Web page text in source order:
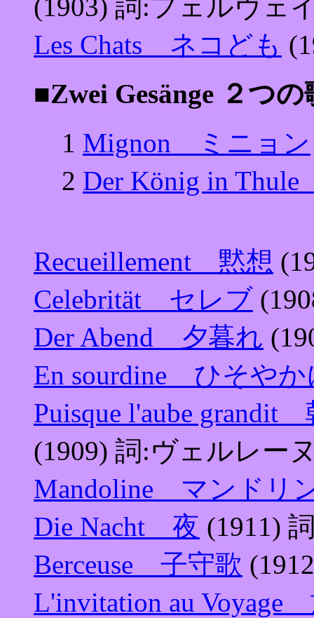
(1903) 詞:フェルヴェ
Les Chats ネコども
■Zwei Gesänge ２つの
1 Mignon ミニョン
2 Der König in
Recueillement 黙想
Celebrität セレブ
Der Abend 夕暮れ
En sourdine ひそやか
Puisque l'aube
(1909) 詞:ヴェルレー
Mandoline マンドリ
Die Nacht 夜 (1911)
Berceuse 子守歌
L'invitation au